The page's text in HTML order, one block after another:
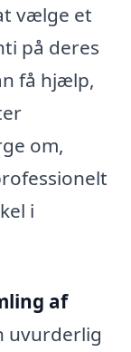
vælge et
på deres
få hjælp,
om,
i
af
uvurderlig